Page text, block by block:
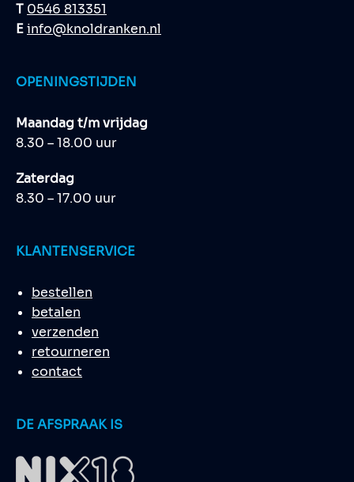
T 0546 813351
Einfo@knoldranken.nl
OPENINGSTIJDEN
Maandag t/m vrijdag
8.30 – 18.00 uur
Zaterdag
8.30 – 17.00 uur
KLANTENSERVICE
bestellen
betalen
verzenden
retourneren
contact
DE AFSPRAAK IS